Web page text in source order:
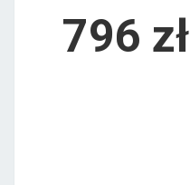
796 zł